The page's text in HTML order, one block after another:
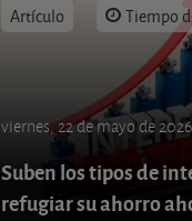
Artículo Tiempo
viernes, 22 de mayo de 2026
Suben los tipos de
refugiar su ahorro